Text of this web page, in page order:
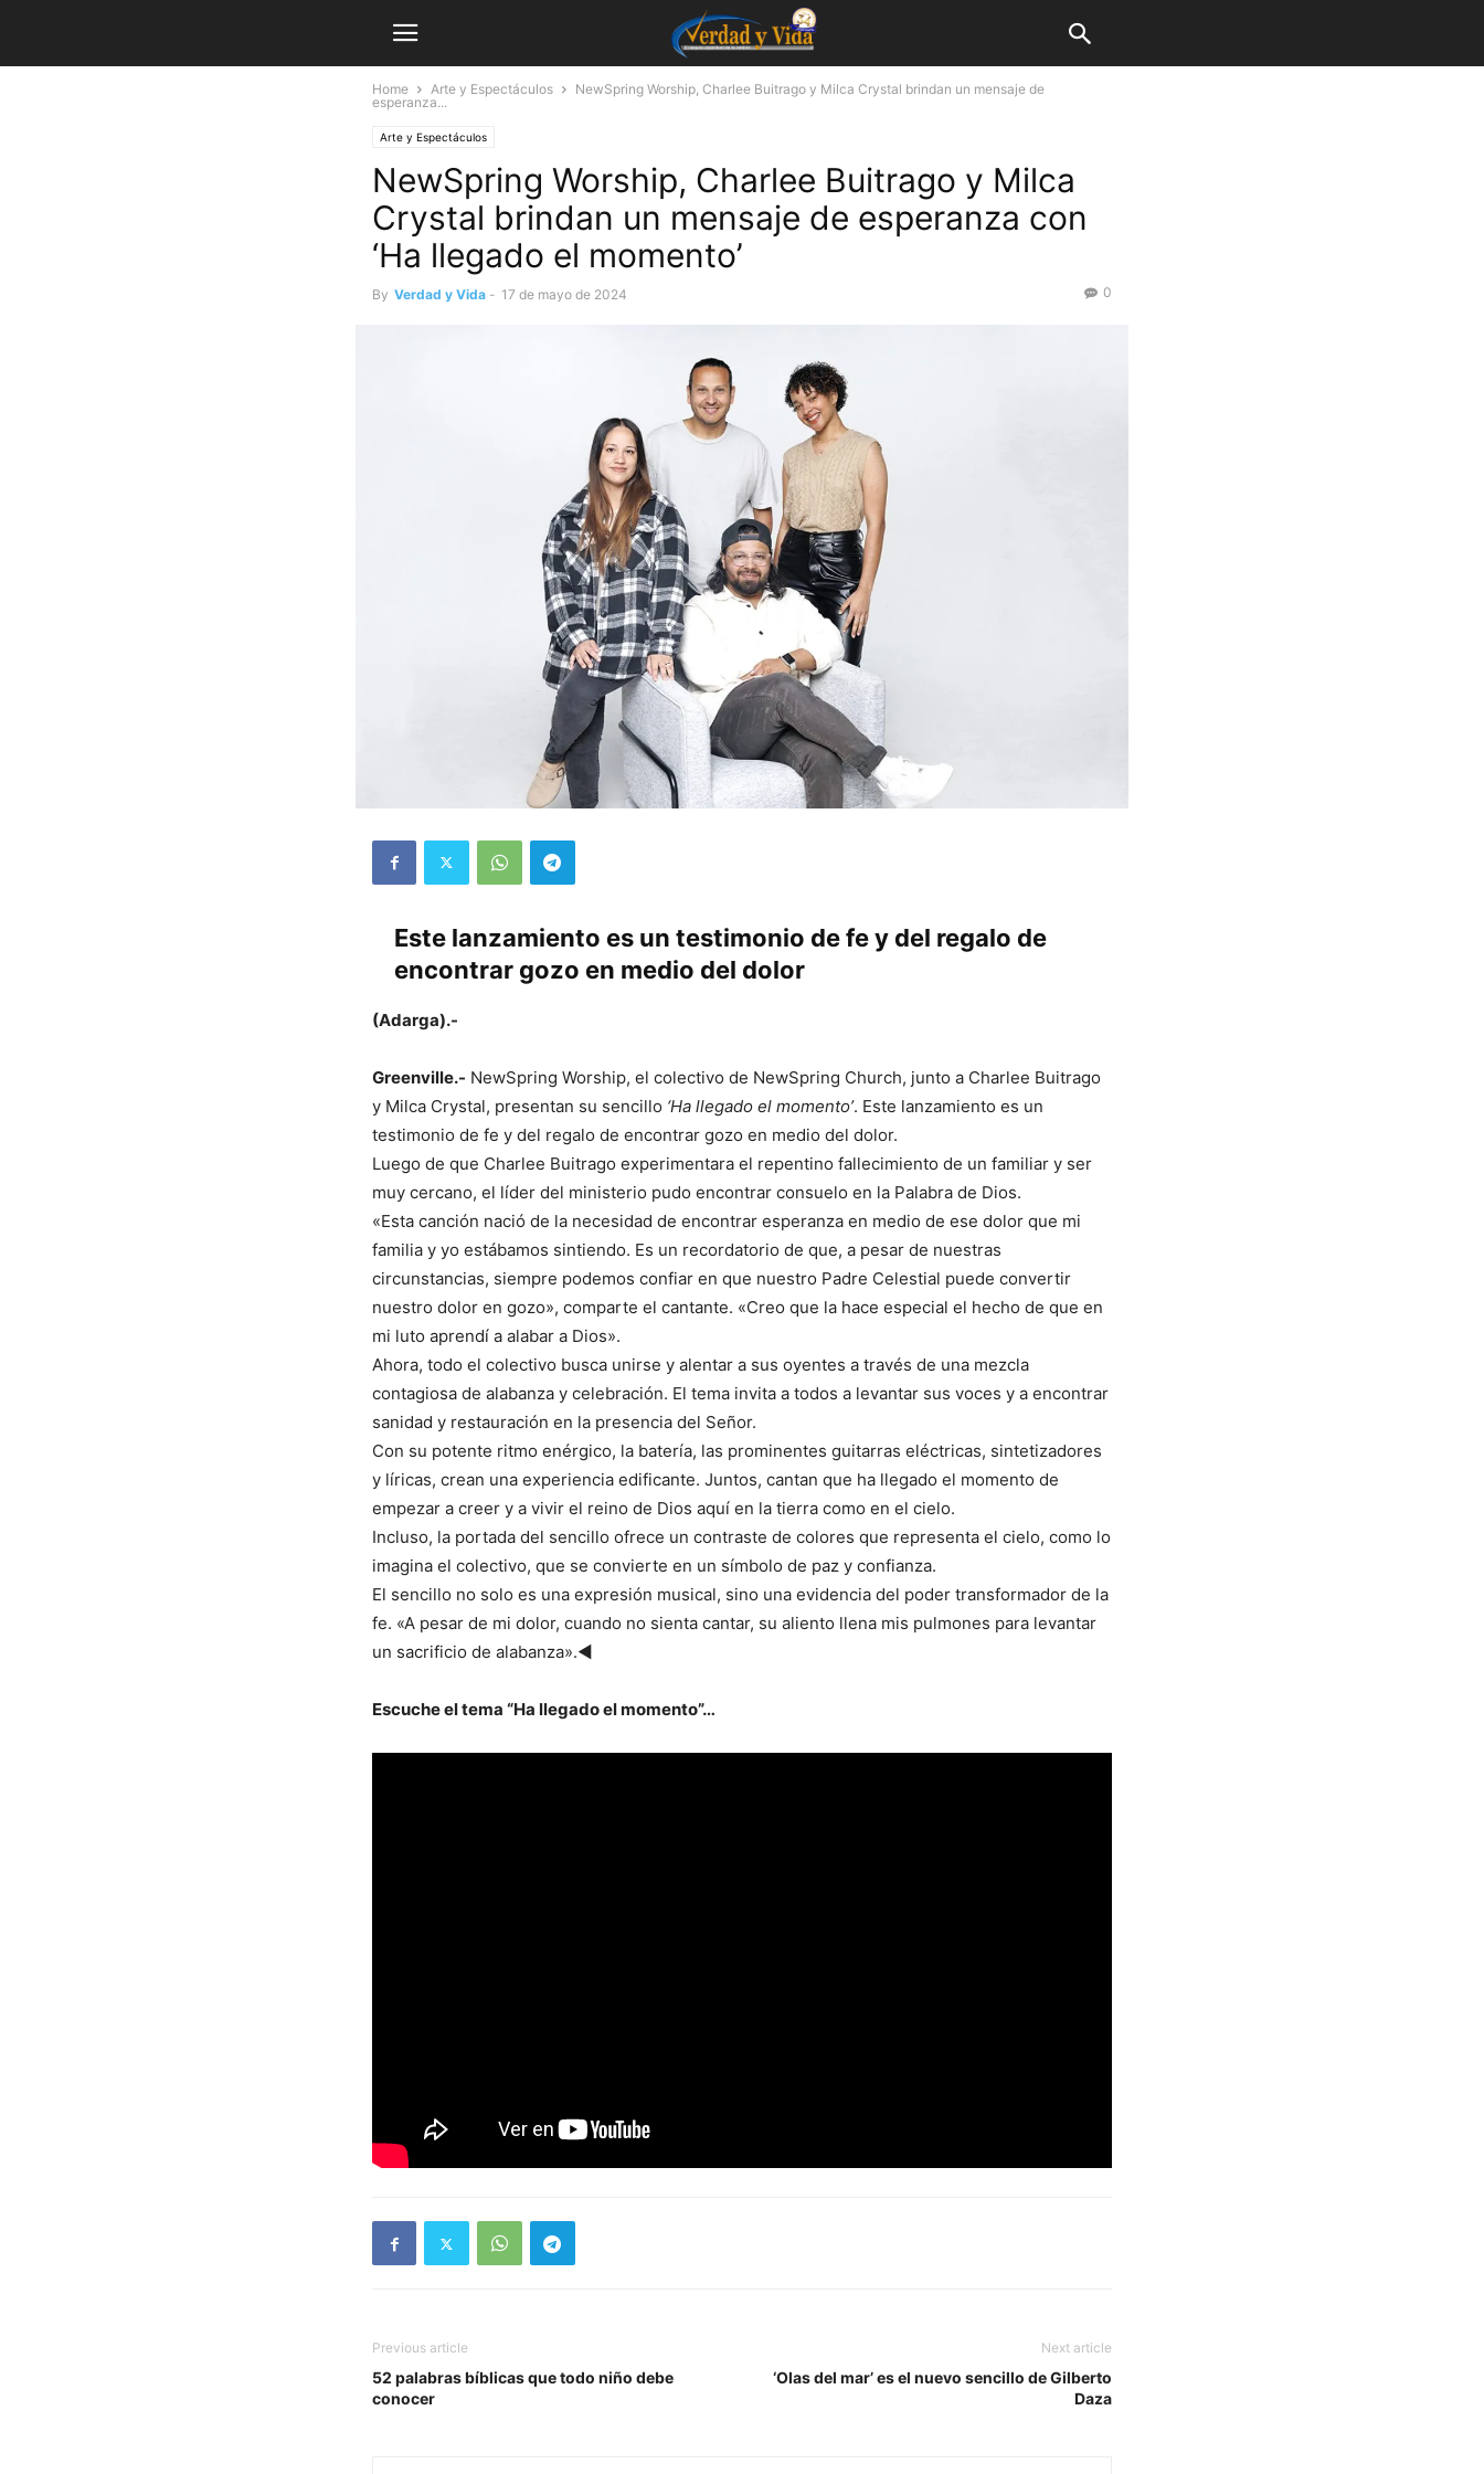
Home Arte y Espectáculos
NewSpring Worship, Charlee Buitrago y Milca Crystal brindan un mensaje de
esperanza...
Arte y Espectáculos
NewSpring Worship, Charlee Buitrago y Milca
Crystal brindan un mensaje de esperanza con
‘Ha llegado el momento’
By Verdad y Vida - 17 de mayo de 2024 0
Este lanzamiento es un testimonio de fe y del regalo de
encontrar gozo en medio del dolor
(Adarga).-
Greenville.- NewSpring Worship, el colectivo de NewSpring Church, junto a Charlee Buitrago
y Milca Crystal, presentan su sencillo ‘Ha llegado el momento’. Este lanzamiento es un
testimonio de fe y del regalo de encontrar gozo en medio del dolor.
Luego de que Charlee Buitrago experimentara el repentino fallecimiento de un familiar y ser
muy cercano, el líder del ministerio pudo encontrar consuelo en la Palabra de Dios.
«Esta canción nació de la necesidad de encontrar esperanza en medio de ese dolor que mi
familia y yo estábamos sintiendo. Es un recordatorio de que, a pesar de nuestras
circunstancias, siempre podemos confiar en que nuestro Padre Celestial puede convertir
nuestro dolor en gozo», comparte el cantante. «Creo que la hace especial el hecho de que en
mi luto aprendí a alabar a Dios».
Ahora, todo el colectivo busca unirse y alentar a sus oyentes a través de una mezcla
contagiosa de alabanza y celebración. El tema invita a todos a levantar sus voces y a encontrar
sanidad y restauración en la presencia del Señor.
Con su potente ritmo enérgico, la batería, las prominentes guitarras eléctricas, sintetizadores
y líricas, crean una experiencia edificante. Juntos, cantan que ha llegado el momento de
empezar a creer y a vivir el reino de Dios aquí en la tierra como en el cielo.
Incluso, la portada del sencillo ofrece un contraste de colores que representa el cielo, como lo
imagina el colectivo, que se convierte en un símbolo de paz y confianza.
El sencillo no solo es una expresión musical, sino una evidencia del poder transformador de la
fe. «A pesar de mi dolor, cuando no sienta cantar, su aliento llena mis pulmones para levantar
un sacrificio de alabanza».◄
Escuche el tema “Ha llegado el momento”…
Previous article
52 palabras bíblicas que todo niño debe
conocer
Next article
‘Olas del mar’ es el nuevo sencillo de Gilberto
Daza